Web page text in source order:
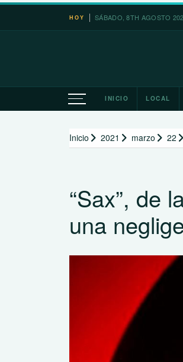
Saltar
HOY SÁBADO, 8TH AGOSTO
INICIO LOCAL
Inicio 2021 marzo 22
“Sax”, de
una